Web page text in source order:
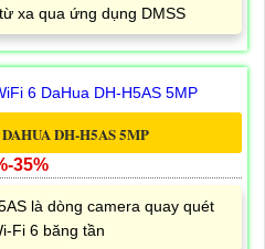
xa qua ứng dụng DMSS
DH-H5AS 5MP
35%
là dòng camera quay quét
Fi 6 băng tần